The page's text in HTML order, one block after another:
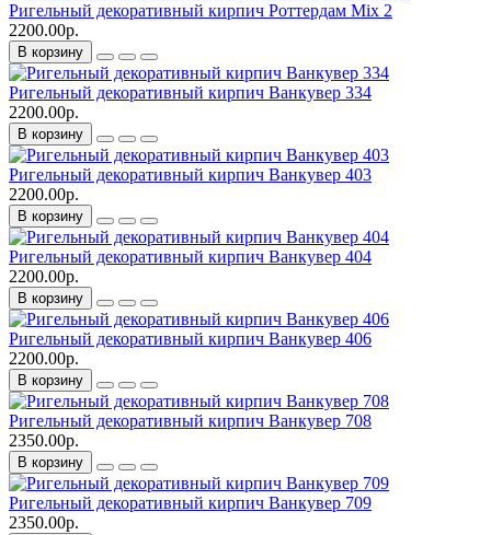
Ригельный декоративный кирпич Роттердам Mix 2
2200.00р.
В корзину
Ригельный декоративный кирпич Ванкувер 334
2200.00р.
В корзину
Ригельный декоративный кирпич Ванкувер 403
2200.00р.
В корзину
Ригельный декоративный кирпич Ванкувер 404
2200.00р.
В корзину
Ригельный декоративный кирпич Ванкувер 406
2200.00р.
В корзину
Ригельный декоративный кирпич Ванкувер 708
2350.00р.
В корзину
Ригельный декоративный кирпич Ванкувер 709
2350.00р.